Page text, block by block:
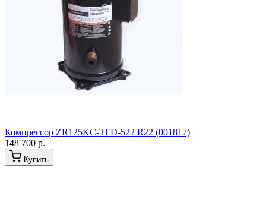
Компрессор ZR125KC-TFD-522 R22 (001817)
148 700 р.
Купить